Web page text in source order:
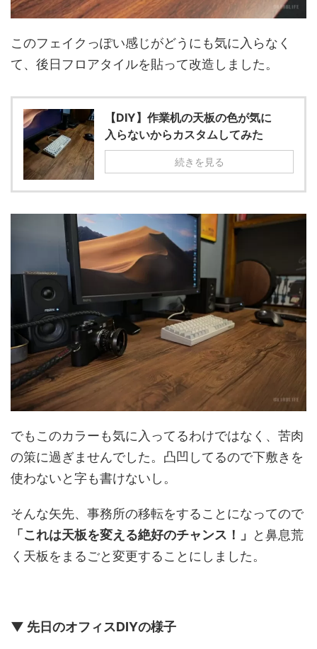
このフェイクっぽい感じがどうにも気に入らなく
て、後日フロアタイルを貼って改造しました。
【DIY】作業机の天板の色が気に
入らないからカスタムしてみた
続きを見る
でもこのカラーも気に入ってるわけではなく、苦肉
の策に過ぎませんでした。凸凹してるので下敷きを
使わないと字も書けないし。
そんな矢先、事務所の移転をすることになってので
「これは天板を変える絶好のチャンス！」
と鼻息荒
く天板をまるごと変更することにしました。
▼ 先日のオフィスDIYの様子